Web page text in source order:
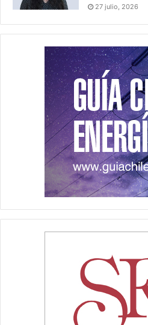
27 julio, 2026